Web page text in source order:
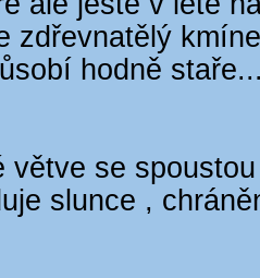
zdřevnatělý
hodně staře...
větve se
slunce ,